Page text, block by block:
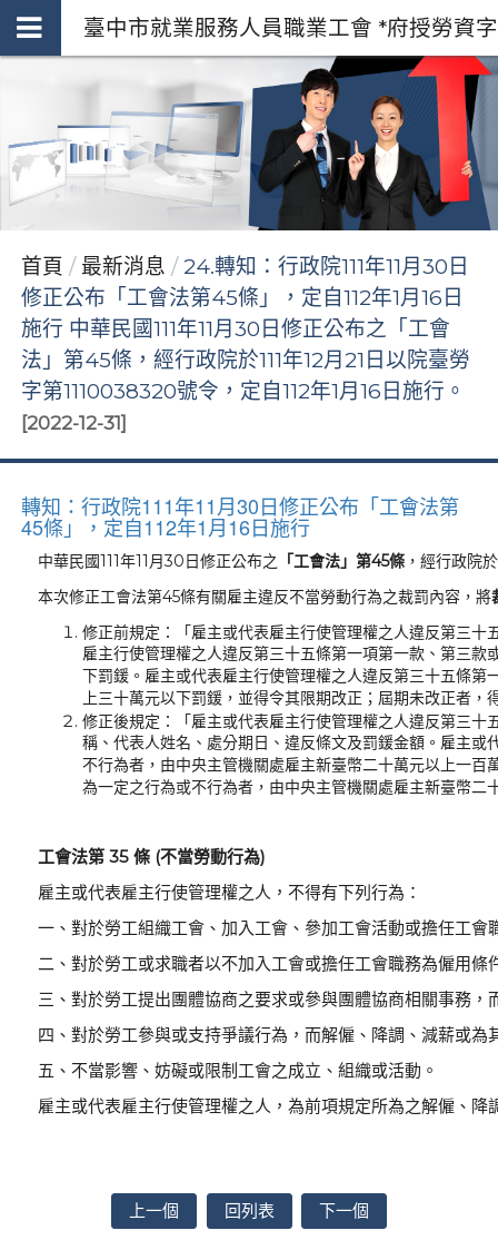
臺中市就業服務人員職業工會 *府授勞資
首頁 最新消息
24.轉知：行政院111年11月30日
修正公布「工會法第45條」，定自112年1月16日
施行 中華民國111年11月30日修正公布之「工會
法」第45條，經行政院於111年12月21日以院臺勞
字第1110038320號令，定自112年1月16日施行。
[2022-12-31]
轉知：行政院111年11月30日修正公布「工會法第
45條」，定自112年1月16日施行
中華民國111年11月30日修正公布之 「工會法」第45條，經行政院
本次修正工會法第45條有關雇主違反不當勞動行為之裁罰內容，將
修正前規定：「雇主或代表雇主行使管理權之人違反第三
雇主行使管理權之人違反第三十五條第一項第一款、第三
下罰鍰。雇主或代表雇主行使管理權之人違反第三十五條
上三十萬元以下罰鍰，並得令其限期改正；屆期未改正者，
修正後規定：「雇主或代表雇主行使管理權之人違反第三
稱、代表人姓名、處分期日、違反條文及罰鍰金額。雇主
不行為者，由中央主管機關處雇主新臺幣二十萬元以上一
為一定之行為或不行為者，由中央主管機關處雇主新臺幣
工會法第35 條(不當勞動行為)
雇主或代表雇主行使管理權之人，不得有下列行為：
一、對於勞工組織工會、加入工會、參加工會活動或擔任工
二、對於勞工或求職者以不加入工會或擔任工會職務為僱用條
三、對於勞工提出團體協商之要求或參與團體協商相關事務
四、對於勞工參與或支持爭議行為，而解僱、降調、減薪或為
五、不當影響、妨礙或限制工會之成立、組織或活動。
雇主或代表雇主行使管理權之人，為前項規定所為之解僱、降
上一個 回列表 下一個